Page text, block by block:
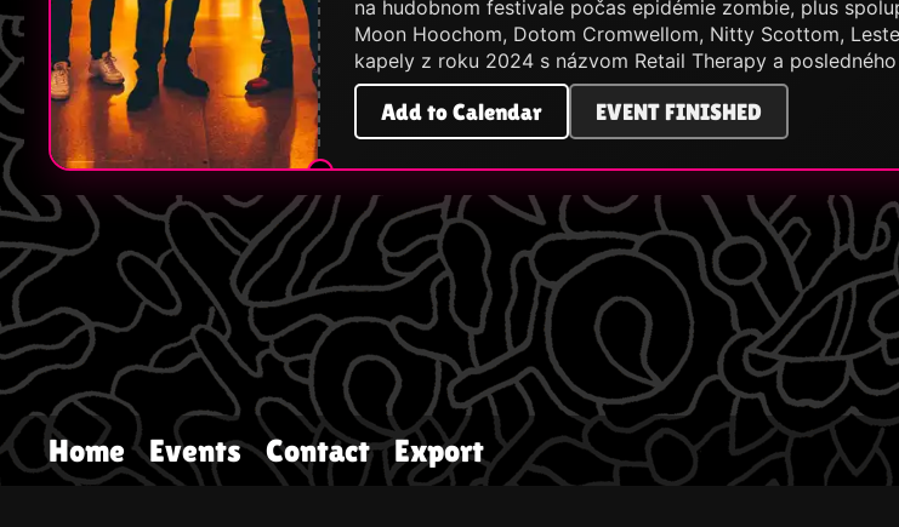
na hudobnom festivale počas epidémie zombie, plus
Moon Hoochom, Dotom Cromwellom, Nitty Scottom,
kapely z roku 2024 s názvom Retail Therapy a
Add to Calendar EVENT FINISHED
Home Events Contact Export